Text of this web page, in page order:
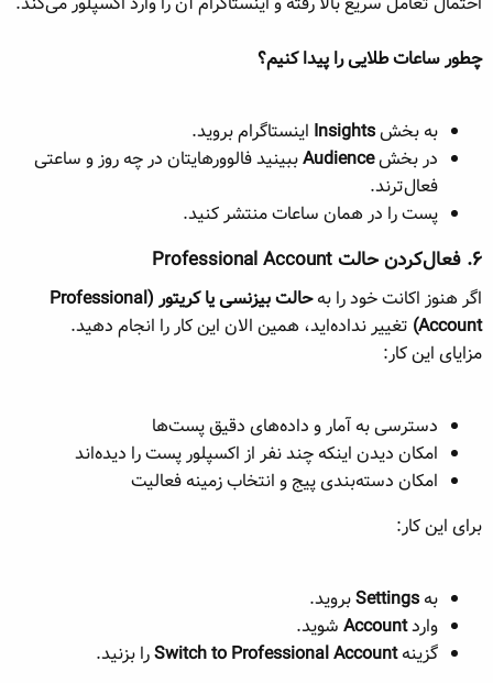
چطور ساعات طلایی را پیدا کنیم؟
به بخشInsights اینستاگرام بروید.
در بخشAudienceببینید فالوورهایتان در چه روز و ساعتی
فعال‌ترند.
پست را در همان ساعات منتشر کنید.
۶. فعال‌کردن حالت Professional Account​
اگر هنوز اکانت خود را به
حالت بیزنسی یا کریتور (Professional
Account) تغییر نداده‌اید، همین الان این کار را انجام دهید.
مزایای این کار:
دسترسی به آمار و داده‌های دقیق پست‌ها
امکان دیدن اینکه چند نفر از اکسپلور پست را دیده‌اند
امکان دسته‌بندی پیج و انتخاب زمینه فعالیت
برای این کار:
به Settingsبروید.
واردAccount شوید.
گزینهSwitch to Professional Accountرا بزنید.